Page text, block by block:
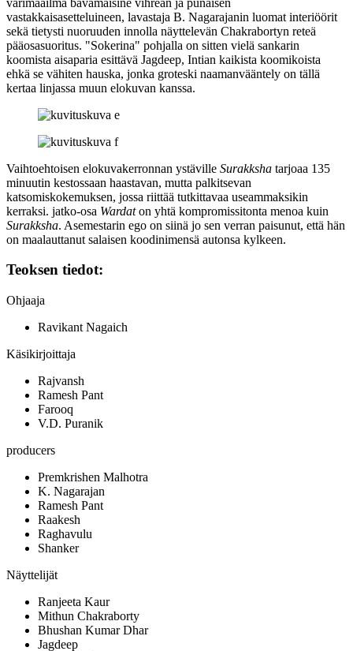
vastakkaisasetteluineen, lavastaja B. Nagarajanin luomat interiöörit
sekä tietysti nuoruuden innolla näyttelevän Chakrabortyn reteä
pääosasuoritus. "Sokerina" pohjalla on sitten vielä sankarin
koomista aisaparia esittävä Jagdeep, Intian kaikista koomikoista
ehkä se vähiten hauska, jonka groteski naamanvääntely on tällä
kertaa linjassa muun elokuvan kanssa.
Vaihtoehtoisen elokuvakerronnan ystäville Surakksha tarjoaa 135
minuutin kestossaan haastavan, mutta palkitsevan
katsomiskokemuksen, jossa riittää tutkittavaa useammaksikin
kerraksi. jatko‑osa Wardaton yhtä kompromissitonta menoa kuin
Surakksha. Asemestarin ego on siinä jo sen verran paisunut, että hän
on maalauttanut salaisen koodinimensä autonsa kylkeen.
Teoksen tiedot:
Ohjaaja
Ravikant Nagaich
Käsikirjoittaja
Rajvansh
Ramesh Pant
Farooq
V.D. Puranik
producers
Premkrishen Malhotra
K. Nagarajan
Ramesh Pant
Raakesh
Raghavulu
Shanker
Näyttelijät
Ranjeeta Kaur
Mithun Chakraborty
Bhushan Kumar Dhar
Jagdeep